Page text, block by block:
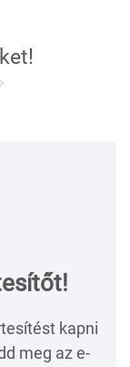
kapni
meg az e-